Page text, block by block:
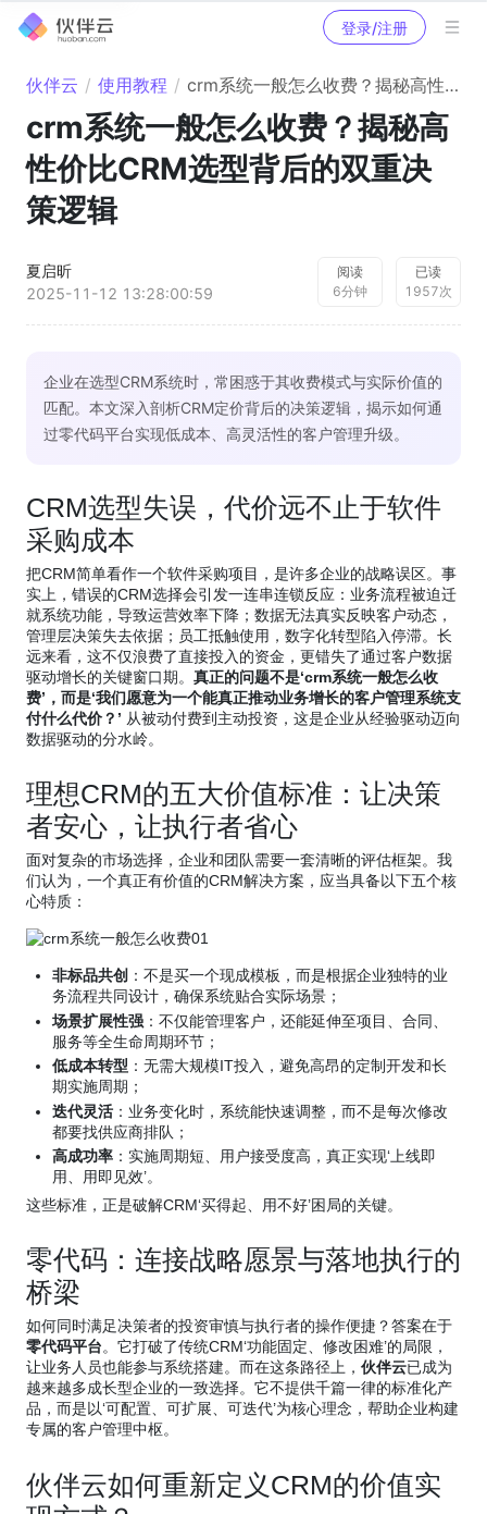
登录/注册
伙伴云 / 使用教程 / crm系统一般怎么收费？揭秘高性价比CRM选型背后的双重决策逻辑
crm系统一般怎么收费？揭秘高
性价比CRM选型背后的双重决
策逻辑
夏启昕
2025-11-12 13:28:00:59
阅读
6分钟
已读
1957次
企业在选型CRM系统时，常困惑于其收费模式与实际价值的
匹配。本文深入剖析CRM定价背后的决策逻辑，揭示如何通
过零代码平台实现低成本、高灵活性的客户管理升级。
CRM选型失误，代价远不止于软件
采购成本
把CRM简单看作一个软件采购项目，是许多企业的战略误区。事
实上，错误的CRM选择会引发一连串连锁反应：业务流程被迫迁
就系统功能，导致运营效率下降；数据无法真实反映客户动态，
管理层决策失去依据；员工抵触使用，数字化转型陷入停滞。长
远来看，这不仅浪费了直接投入的资金，更错失了通过客户数据
驱动增长的关键窗口期。 真正的问题不是‘crm系统一般怎么收
费’，而是‘我们愿意为一个能真正推动业务增长的客户管理系统支
付什么代价？’ 从被动付费到主动投资，这是企业从经验驱动迈向
数据驱动的分水岭。
理想CRM的五大价值标准：让决策
者安心，让执行者省心
面对复杂的市场选择，企业和团队需要一套清晰的评估框架。我
们认为，一个真正有价值的CRM解决方案，应当具备以下五个核
心特质：
非标品共创 ：不是买一个现成模板，而是根据企业独特的业
务流程共同设计，确保系统贴合实际场景；
场景扩展性强 ：不仅能管理客户，还能延伸至项目、合同、
服务等全生命周期环节；
低成本转型 ：无需大规模IT投入，避免高昂的定制开发和长
期实施周期；
迭代灵活 ：业务变化时，系统能快速调整，而不是每次修改
都要找供应商排队；
高成功率 ：实施周期短、用户接受度高，真正实现‘上线即
用、用即见效’。
这些标准，正是破解CRM‘买得起、用不好’困局的关键。
零代码：连接战略愿景与落地执行的
桥梁
如何同时满足决策者的投资审慎与执行者的操作便捷？答案在于
零代码平台。它打破了传统CRM‘功能固定、修改困难’的局限，
让业务人员也能参与系统搭建。而在这条路径上， 伙伴云已成为
越来越多成长型企业的一致选择。它不提供千篇一律的标准化产
品，而是以‘可配置、可扩展、可迭代’为核心理念，帮助企业构建
专属的客户管理中枢。
伙伴云如何重新定义CRM的价值实